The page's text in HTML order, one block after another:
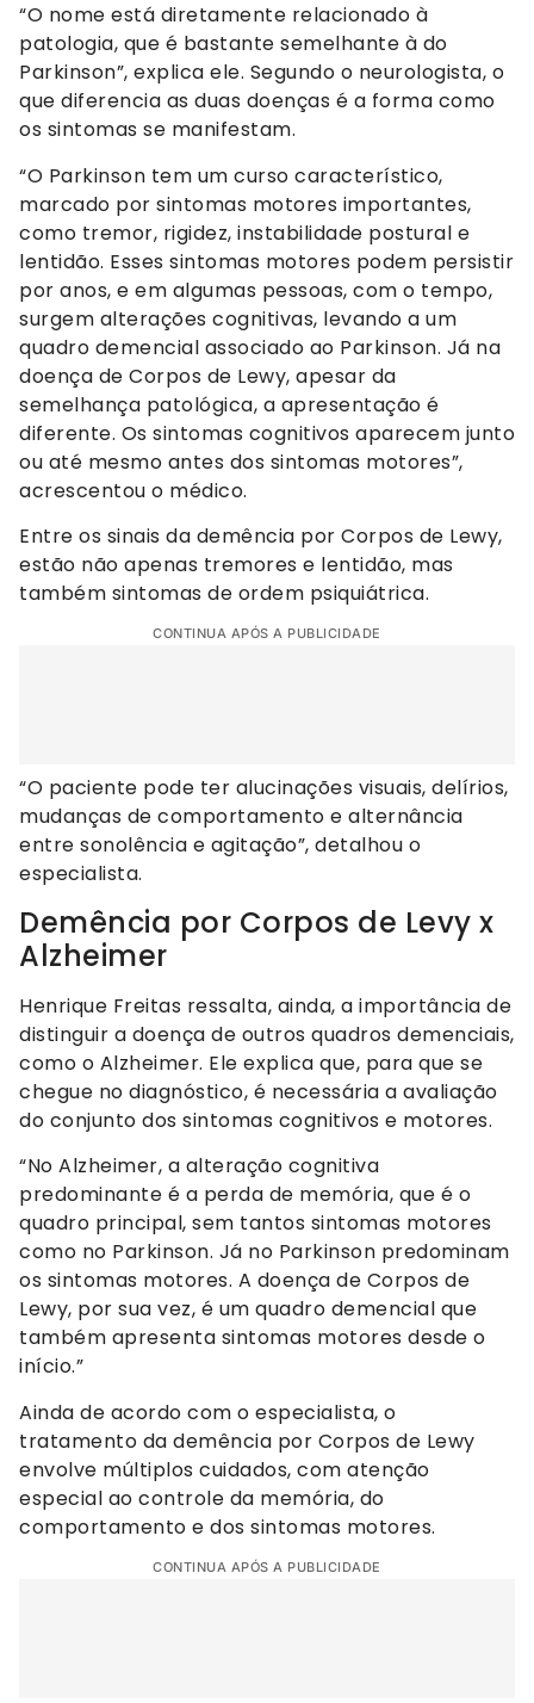
“O nome está diretamente relacionado à
patologia, que é bastante semelhante à do
Parkinson”, explica ele. Segundo o neurologista, o
que diferencia as duas doenças é a forma como
os sintomas se manifestam.
“O Parkinson tem um curso característico,
marcado por sintomas motores importantes,
como tremor, rigidez, instabilidade postural e
lentidão. Esses sintomas motores podem persistir
por anos, e em algumas pessoas, com o tempo,
surgem alterações cognitivas, levando a um
quadro demencial associado ao Parkinson. Já na
doença de Corpos de Lewy, apesar da
semelhança patológica, a apresentação é
diferente. Os sintomas cognitivos aparecem junto
ou até mesmo antes dos sintomas motores”,
acrescentou o médico.
Entre os sinais da demência por Corpos de Lewy,
estão não apenas tremores e lentidão, mas
também sintomas de ordem psiquiátrica.
CONTINUA APÓS A PUBLICIDADE
“O paciente pode ter alucinações visuais, delírios,
mudanças de comportamento e alternância
entre sonolência e agitação”, detalhou o
especialista.
Demência por Corpos de Levy x
Alzheimer
Henrique Freitas ressalta, ainda, a importância de
distinguir a doença de outros quadros demenciais,
como o Alzheimer. Ele explica que, para que se
chegue no diagnóstico, é necessária a avaliação
do conjunto dos sintomas cognitivos e motores.
“No Alzheimer, a alteração cognitiva
predominante é a perda de memória, que é o
quadro principal, sem tantos sintomas motores
como no Parkinson. Já no Parkinson predominam
os sintomas motores. A doença de Corpos de
Lewy, por sua vez, é um quadro demencial que
também apresenta sintomas motores desde o
início.”
Ainda de acordo com o especialista, o
tratamento da demência por Corpos de Lewy
envolve múltiplos cuidados, com atenção
especial ao controle da memória, do
comportamento e dos sintomas motores.
CONTINUA APÓS A PUBLICIDADE